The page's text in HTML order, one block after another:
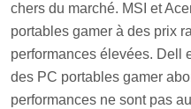
chers du marché. MSI et
portables gamer à des prix
performances élevées. Dell
des PC portables gamer
performances ne sont pas